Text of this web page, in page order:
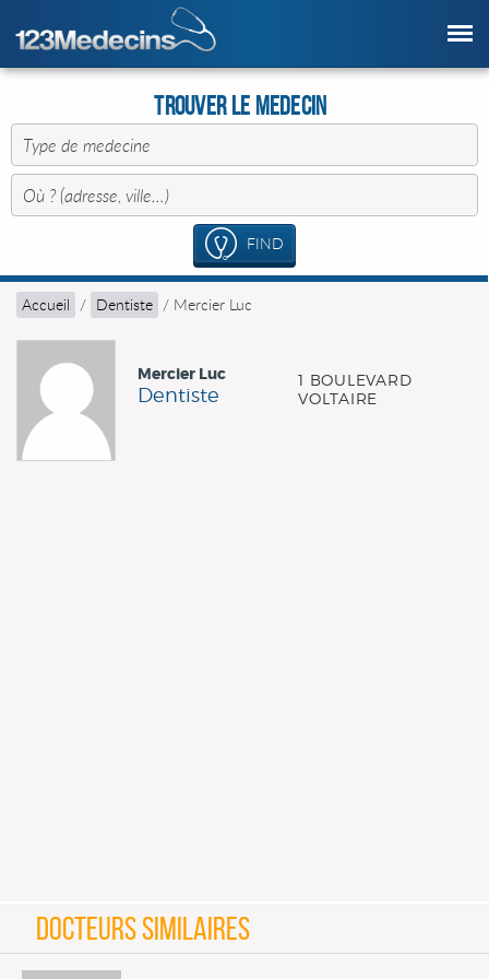
Trouver le Medecin
FIND
Accueil / Dentiste / Mercier Luc
Mercier Luc
Dentiste
1 BOULEVARD
VOLTAIRE
DOCTEURS SIMILAIRES